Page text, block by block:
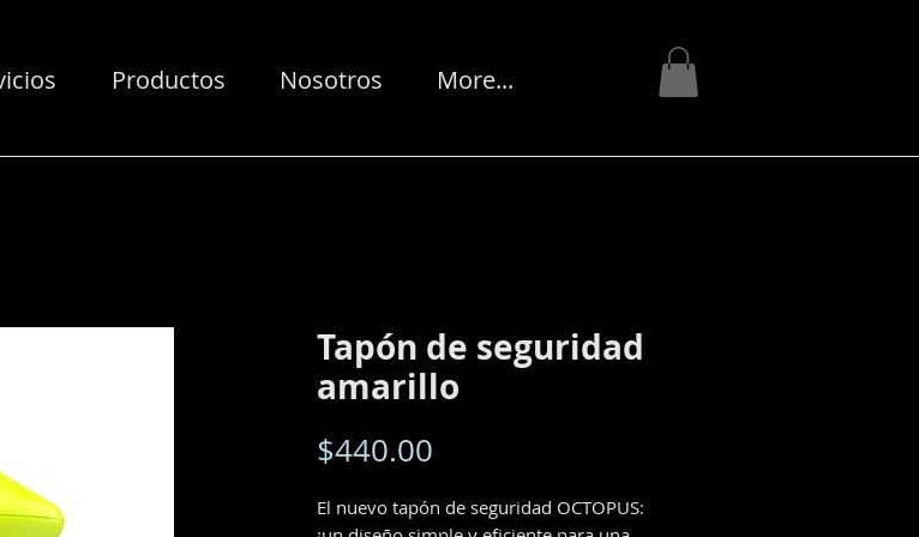
Productos Nosotros More...
Tapón de seguridad
amarillo
$440.00
El nuevo tapón de seguridad OCTOPUS: